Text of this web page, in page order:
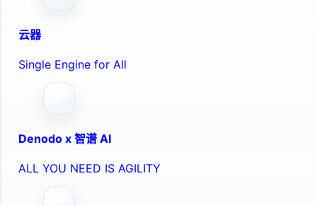
云器
Single Engine for All
Denodo x 智谱 AI
ALL YOU NEED IS AGILITY